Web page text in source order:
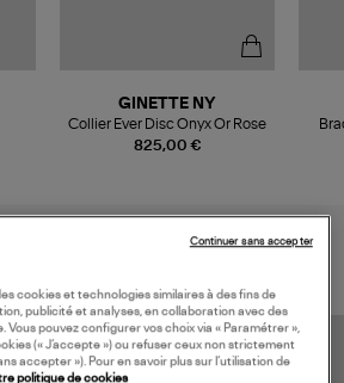
825,00 €
GINETTE NY
Collier Ever Disc Onyx Or Rose
cookies et technologies similaires à des fins de
publicité et analyses, en collaboration avec des
Vous pouvez configurer vos choix via « Paramétrer »,
(« J’accepte ») ou refuser ceux non strictement
accepter »). Pour en savoir plus sur l’utilisation de
politique de cookies
Continuer sans accepter